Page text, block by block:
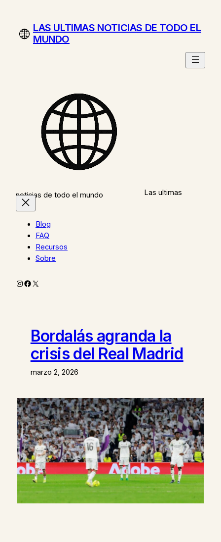
contenidoLAS ULTIMAS NOTICIAS DE TODO EL
MUNDO
Las ultimas
noticias de todo el mundo
Blog
FAQ
Recursos
Sobre
Instagram
Facebook
X
Bordalás agranda la
crisis del Real Madrid
marzo 2, 2026